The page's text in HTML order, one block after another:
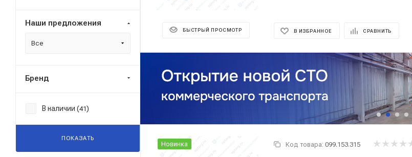
БЫСТРЫЙ ПРОСМОТР В ИЗБРАННОЕ СРАВНИТЬ
Новинка Код товара: 099.153.315
Наши предложения
Все
Бренд
В наличии (41)
ПОКАЗАТЬ